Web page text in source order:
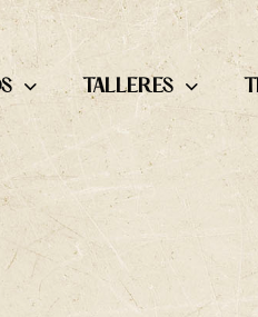
TALLERES